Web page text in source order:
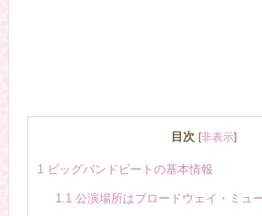
目次 [非表示]
1 ビッグバンドビートの基本情報
1.1公演場所はブロードウェイ・ミュ